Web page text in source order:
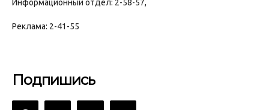
Информационный отдел: 2-58-57,
Реклама: 2-41-55
Подпишись